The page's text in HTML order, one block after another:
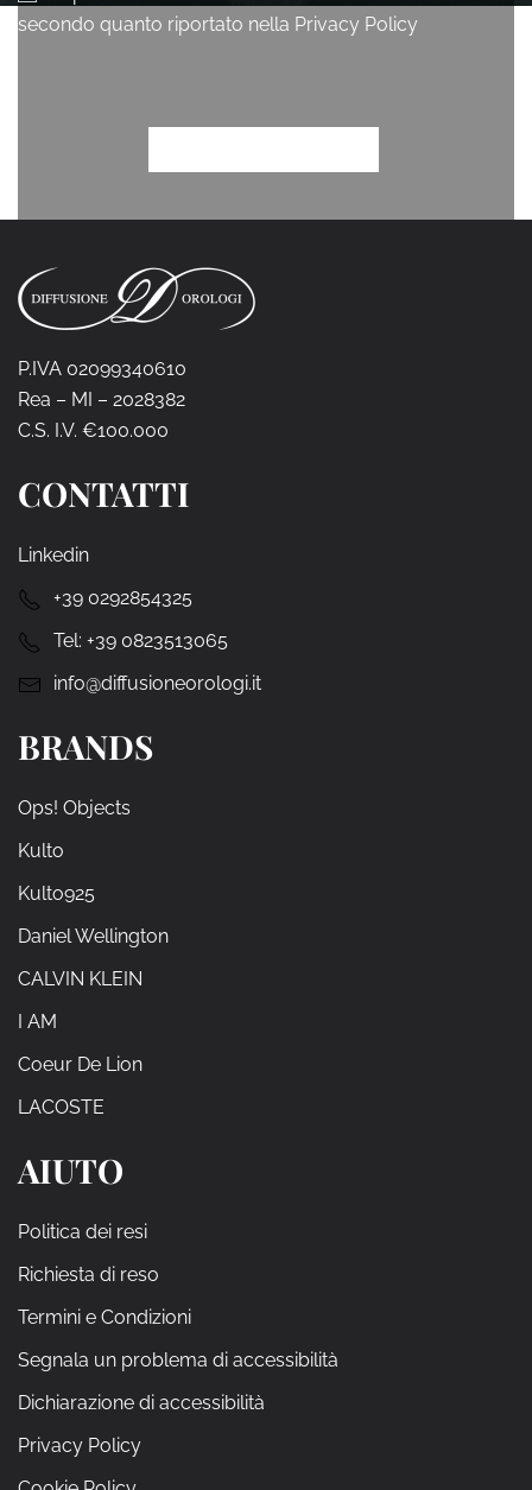
P.IVA 02099340610
Rea – MI – 2028382
C.S. I.V. €100.000
CONTATTI
Linkedin
+39 0292854325
Tel: +39 0823513065
info@diffusioneorologi.it
BRANDS
Ops! Objects
Kulto
Kulto925
Daniel Wellington
CALVIN KLEIN
I AM
Coeur De Lion
LACOSTE
AIUTO
Politica dei resi
Richiesta di reso
Termini e Condizioni
Segnala un problema di accessibilità
Dichiarazione di accessibilità
Privacy Policy